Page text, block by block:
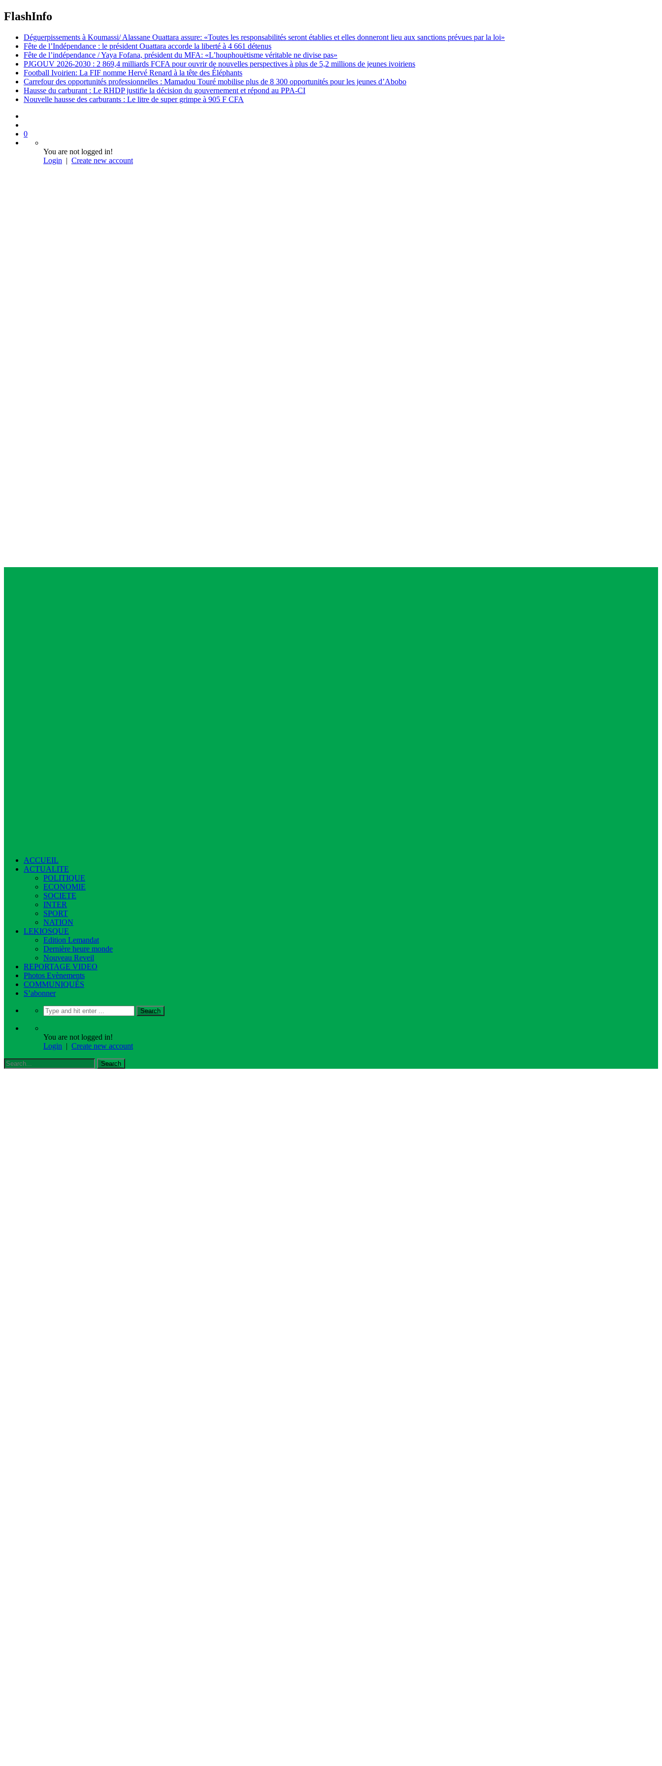
FlashInfo
Déguerpissements à Koumassi/ Alassane Ouattara assure: «Toutes les responsabilités seront établies et elles donneront lieu aux sanctions prévues par la loi»
Fête de l’Indépendance : le président Ouattara accorde la liberté à 4 661 détenus
Fête de l’indépendance / Yaya Fofana, président du MFA: «L’houphouëtisme véritable ne divise pas»
PJGOUV 2026-2030 : 2 869,4 milliards FCFA pour ouvrir de nouvelles perspectives à plus de 5,2 millions de jeunes ivoiriens
Football Ivoirien: La FIF nomme Hervé Renard à la tête des Éléphants
Carrefour des opportunités professionnelles : Mamadou Touré mobilise plus de 8 300 opportunités pour les jeunes d’Abobo
Hausse du carburant : Le RHDP justifie la décision du gouvernement et répond au PPA-CI
Nouvelle hausse des carburants : Le litre de super grimpe à 905 F CFA
0
You are not logged in!
Login | Create new account
ACCUEIL
ACTUALITE
POLITIQUE
ECONOMIE
SOCIETE
INTER
SPORT
NATION
LEKIOSQUE
Edition Lemandat
Dernière heure monde
Nouveau Reveil
REPORTAGE VIDEO
Photos Evènements
COMMUNIQUÉS
S’abonner
You are not logged in!
Login | Create new account